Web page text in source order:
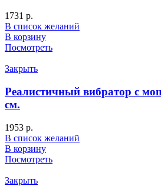
1731 р.
В список желаний
В корзину
Посмотреть
Закрыть
Реалистичный вибратор с
см.
1953 р.
В список желаний
В корзину
Посмотреть
Закрыть